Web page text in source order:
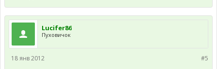
Lucifer86
Пуховичок
#5
18 янв 2012